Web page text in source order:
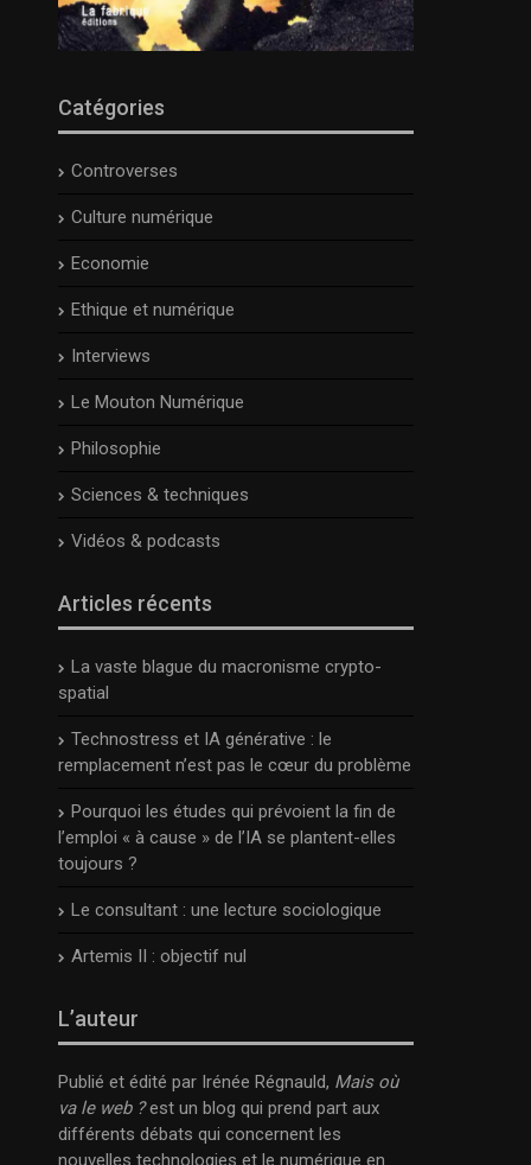
Catégories
Controverses
Culture numérique
Economie
Ethique et numérique
Interviews
Le Mouton Numérique
Philosophie
Sciences & techniques
Vidéos & podcasts
Articles récents
La vaste blague du macronisme crypto-
spatial
Technostress et IA générative : le
remplacement n’est pas le cœur du problème
Pourquoi les études qui prévoient la fin de
l’emploi « à cause » de l’IA se plantent-elles
toujours ?
Le consultant : une lecture sociologique
Artemis II : objectif nul
L’auteur
Publié et édité par Irénée Régnauld, Mais où
va le web ?est un blog qui prend part aux
différents débats qui concernent les
nouvelles technologies et le numérique en